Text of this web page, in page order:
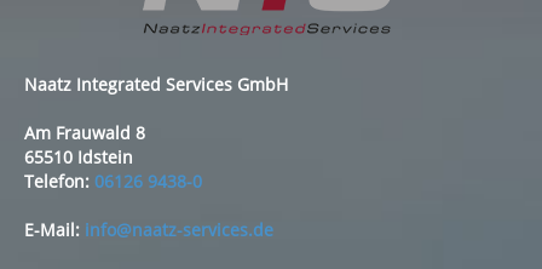
Naatz Integrated Services GmbH
Am Frauwald 8
65510 Idstein
Telefon: 06126 9438-0
E-Mail: info@naatz-services.de